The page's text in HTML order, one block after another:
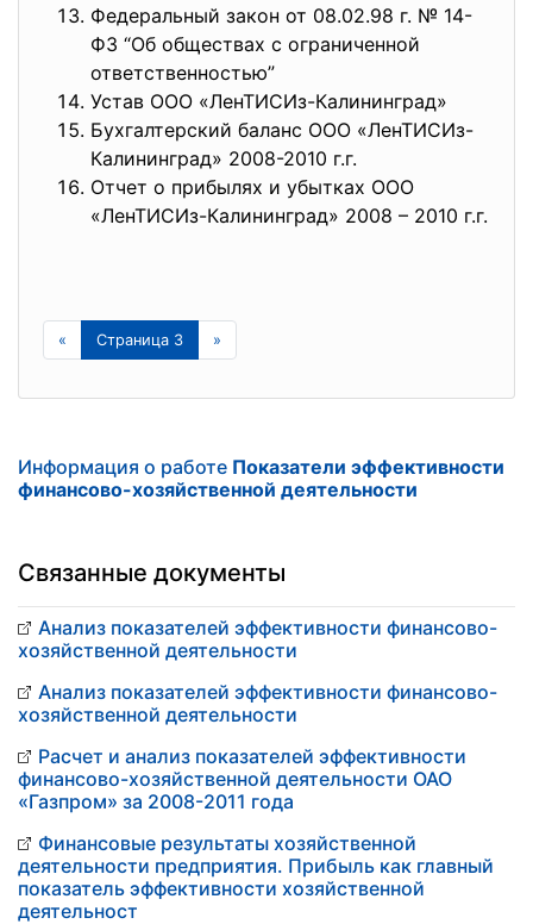
Федеральный закон от 08.02.98 г. № 14-
ФЗ “Об обществах с ограниченной
ответственностью”
Устав ООО «ЛенТИСИз-Калининград»
Бухгалтерский баланс ООО «ЛенТИСИз-
Калининград» 2008-2010 г.г.
Отчет о прибылях и убытках ООО
«ЛенТИСИз-Калининград» 2008 – 2010 г.г.
« Страница 3 »
Информация о работе Показатели эффективности
финансово-хозяйственной деятельности
Связанные документы
Анализ показателей эффективности финансово-
хозяйственной деятельности
Анализ показателей эффективности финансово-
хозяйственной деятельности
Расчет и анализ показателей эффективности
финансово-хозяйственной деятельности ОАО
«Газпром» за 2008-2011 года
Финансовые результаты хозяйственной
деятельности предприятия. Прибыль как главный
показатель эффективности хозяйственной
деятельност